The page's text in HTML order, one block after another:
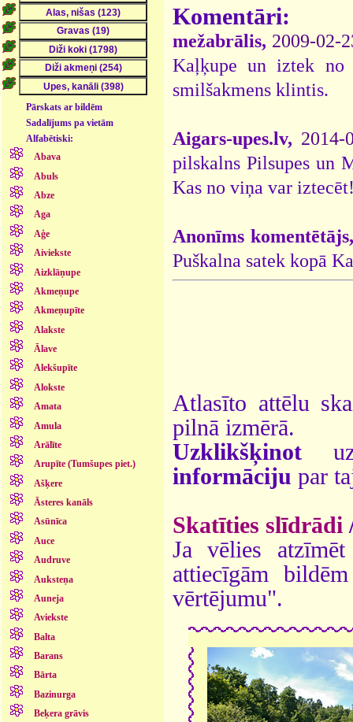
Pārskats ar bildēm
Sadalījums pa vietām
Alfabētiski:
Abava
Abuls
Abze
Aga
Aģe
Aiviekste
Aizklāņupe
Akmeņupe
Akmeņupīte
Alakste
Ālave
Alekšupīte
Alokste
Amata
Amula
Arālīte
Arupīte (Tumšupes piet.)
Ašķere
Āsteres kanāls
Asūnīca
Auce
Audruve
Auksteņa
Auneja
Aviekste
Balta
Barans
Bārta
Bazinurga
Beķera grāvis
Komentāri:
mežabrālis, 2009-02-
Kaļķupe un iztek no
smilšakmens klintis.
Aigars-upes.lv,
pilskalns Pilsupes un
Kas no viņa var
Anonīms komentētājs,
Puškalna satek kopā
Atlasīto attēlu
pilnā izmērā.
Uzklikšķinot
informāciju par
Skatīties slīdrādi
Ja vēlies
attiecīgām
vērtējumu".